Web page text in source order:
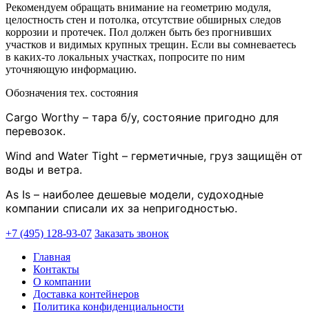
Рекомендуем обращать внимание на геометрию модуля,
целостность стен и потолка, отсутствие обширных следов
коррозии и протечек. Пол должен быть без прогнивших
участков и видимых крупных трещин. Если вы сомневаетесь
в каких-то локальных участках, попросите по ним
уточняющую информацию.
Обозначения тех. состояния
Cargo Worthy – тара б/у, состояние пригодно для
перевозок.
Wind and Water Tight – герметичные, груз защищён от
воды и ветра.
As Is – наиболее дешевые модели, судоходные
компании списали их за непригодностью.
+7 (495) 128-93-07 Заказать звонок
Главная
Контакты
О компании
Доставка контейнеров
Политика конфиденциальности